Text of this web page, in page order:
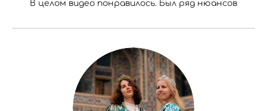
В целом видео понравилось. Был ряд нюансов